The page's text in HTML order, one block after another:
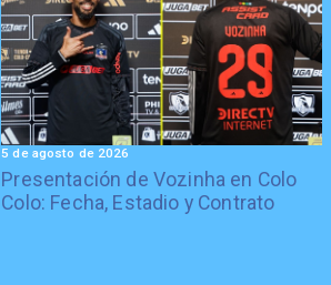
Presentación de Vozinha en Colo
Colo: Fecha, Estadio y Contrato
5 de agosto de 2026